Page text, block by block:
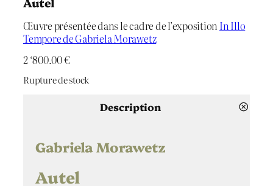
Œuvre présentée dans le cadre de l’exposition In Illo
Tempore de Gabriela Morawetz
2 ‘800.00€
Rupture de stock
Description
Gabriela Morawetz
Autel